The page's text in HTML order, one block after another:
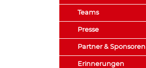
Teams
Presse
Partner & Sponsoren
Erinnerungen